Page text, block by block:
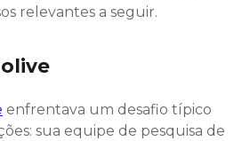
relevantes a seguir.
enfrentava um desafio típico
sua equipe de pesquisa de